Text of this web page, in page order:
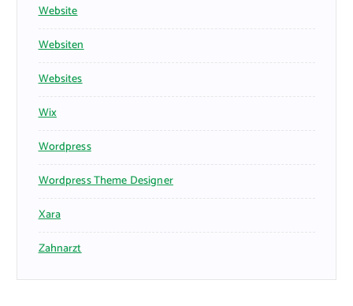
Website
Websiten
Websites
Wix
Wordpress
Wordpress Theme Designer
Xara
Zahnarzt